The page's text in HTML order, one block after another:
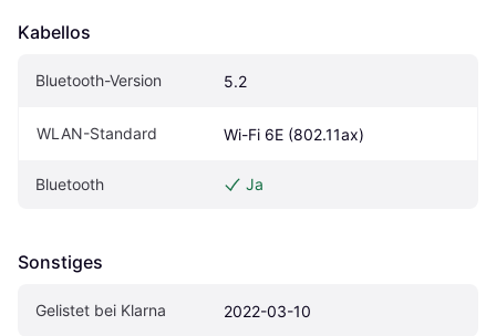
Kabellos
Bluetooth-Version 5.2
WLAN-Standard Wi-Fi 6E (802.11ax)
Bluetooth Ja
Sonstiges
Gelistet bei Klarna 2022-03-10